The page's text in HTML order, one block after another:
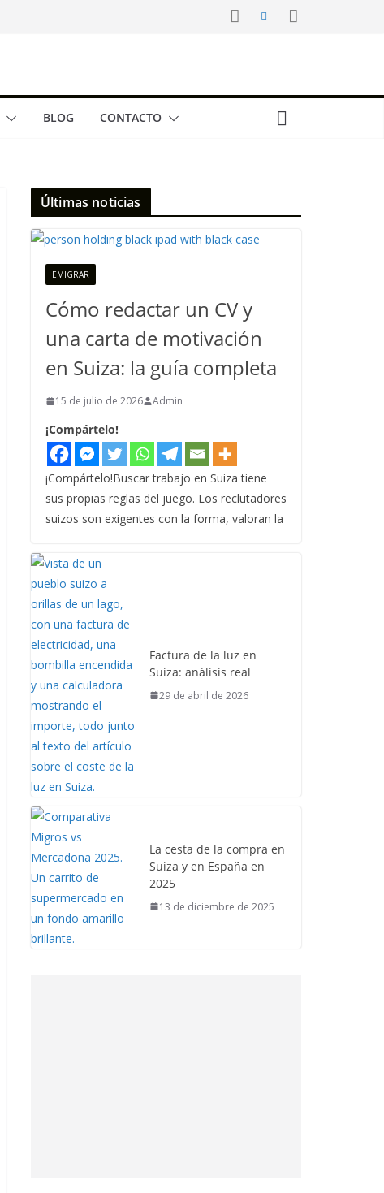
BLOG CONTACTO
Últimas noticias
EMIGRAR
Cómo redactar un CV y
una carta de motivación
en Suiza: la guía completa
15 de julio de 2026 Admin
¡Compártelo!
¡Compártelo!Buscar trabajo en Suiza tiene
sus propias reglas del juego. Los reclutadores
suizos son exigentes con la forma, valoran la
Factura de la luz en
Suiza: análisis real
29 de abril de 2026
La cesta de la compra en
Suiza y en España en
2025
13 de diciembre de 2025